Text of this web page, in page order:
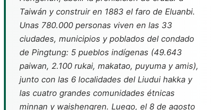
Taiwán y construir en 1883 el faro de Eluanbi.
Unas 780.000 personas viven en las 33
ciudades, municipios y poblados del condado
de Pingtung: 5 pueblos indígenas (49.643
paiwan, 2.100 rukai, makatao, puyuma y amis),
junto con las 6 localidades del Liudui hakka y
las cuatro grandes comunidades étnicas
minnan y waishengren. Luego, el 8 de agosto